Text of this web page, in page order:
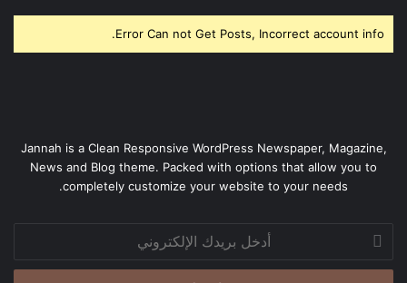
Error Can not Get Posts, Incorrect account info.
Jannah is a Clean Responsive WordPress Newspaper, Magazine,
News and Blog theme. Packed with options that allow you to
completely customize your website to your needs.
أدخل
بريدك
الإلكتروني